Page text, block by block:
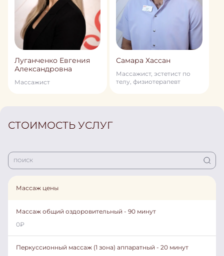
Луганченко Евгения
Александровна
Массажист
Самара Хасcан
Массажист, эстетист по
телу, физиотерапевт
СТОИМОСТЬ УСЛУГ
Массаж цены
Массаж общий оздоровительный - 90 минут
0₽
Перкуссионный массаж (1 зона) аппаратный - 20 минут